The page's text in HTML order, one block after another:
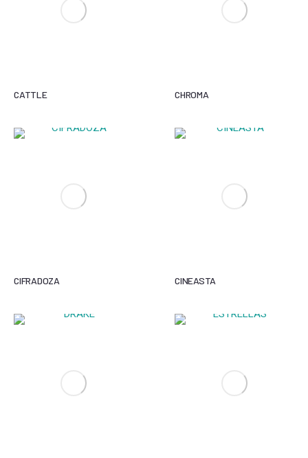
CATTLE CHROMA
CIFRADOZA CINEASTA